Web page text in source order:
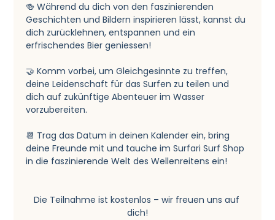
🍻 Während du dich von den faszinierenden
Geschichten und Bildern inspirieren lässt, kannst du
dich zurücklehnen, entspannen und ein
erfrischendes Bier geniessen!
🤝 Komm vorbei, um Gleichgesinnte zu treffen,
deine Leidenschaft für das Surfen zu teilen und
dich auf zukünftige Abenteuer im Wasser
vorzubereiten.
📆 Trag das Datum in deinen Kalender ein, bring
deine Freunde mit und tauche im Surfari Surf Shop
in die faszinierende Welt des Wellenreitens ein!
Die Teilnahme ist kostenlos – wir freuen uns auf
dich!